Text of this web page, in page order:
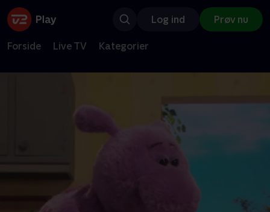
Log ind Prøv nu
Forside Live TV Kategorier